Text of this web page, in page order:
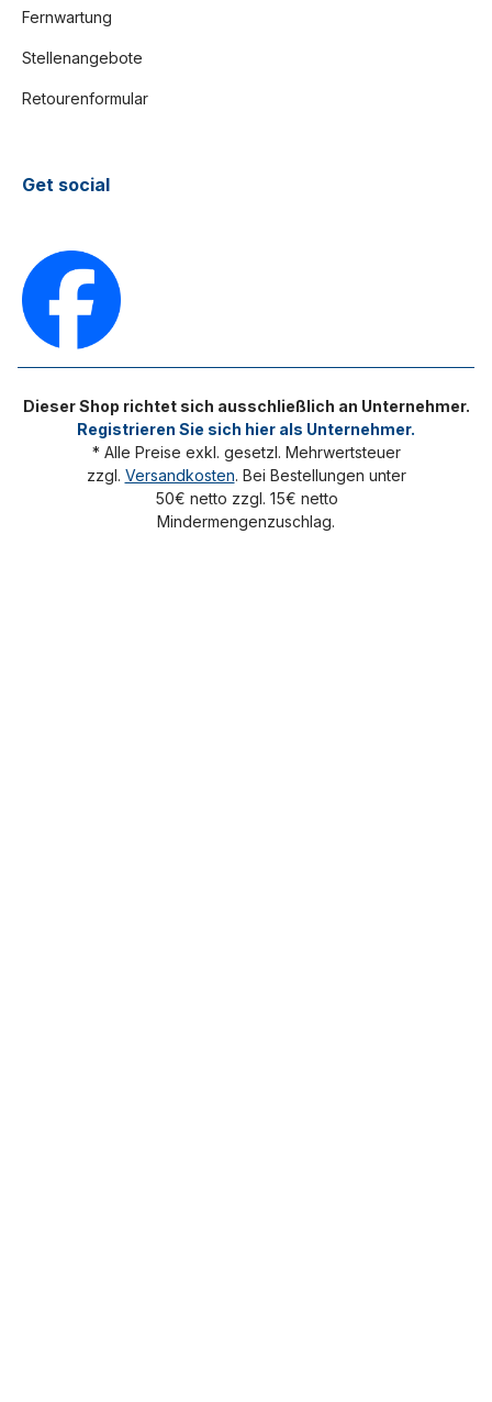
Fernwartung
Stellenangebote
Retourenformular
Get social
Dieser Shop richtet sich ausschließlich an Unternehmer.
Registrieren Sie sich hier als Unternehmer.
* Alle Preise exkl. gesetzl. Mehrwertsteuer
zzgl. Versandkosten. Bei Bestellungen unter
50€ netto zzgl. 15€ netto
Mindermengenzuschlag.